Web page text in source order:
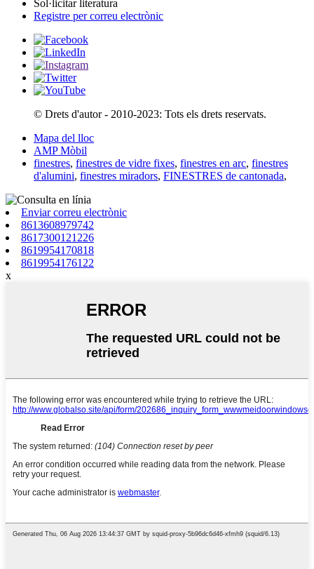
Sol·licitar literatura
Registre per correu electrònic
© Drets d'autor - 2010-2023: Tots els drets reservats.
Mapa del lloc
AMP Mòbil
finestres, finestres de vidre fixes, finestres en arc, finestres
d'alumini, finestres miradors, FINESTRES de cantonada,
Enviar correu electrònic
8613608979742
8617300121226
8619954170818
8619954176122
x